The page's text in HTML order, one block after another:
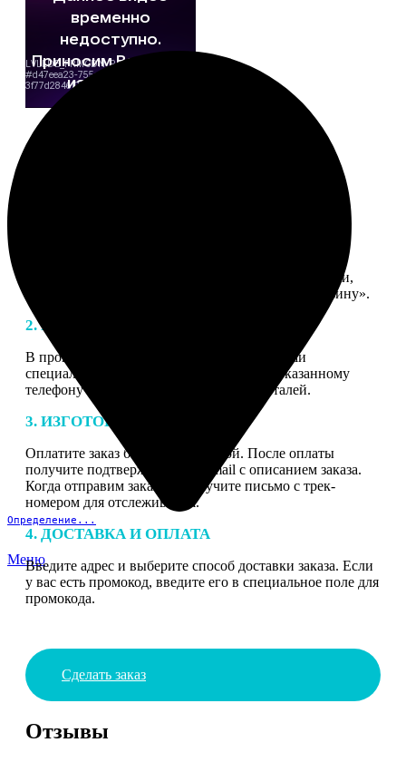
Определение...
Меню
Нажмите «Сделать заказ», выберите тип продукции,
загрузите фотографии, нажмите «Добавить в корзину».
2. МАКЕТ
В процессе подготовки заказа к печати наши
специалисты могут связаться с Вами по указанному
телефону или email для согласования деталей.
3. ИЗГОТОВЛЕНИЕ
Оплатите заказ банковской картой. После оплаты
получите подтверждение на email с описанием заказа.
Когда отправим заказ вы получите письмо с трек-
номером для отслеживания.
4. ДОСТАВКА И ОПЛАТА
Введите адрес и выберите способ доставки заказа. Если
у вас есть промокод, введите его в специальное поле для
промокода.
Сделать заказ
Отзывы